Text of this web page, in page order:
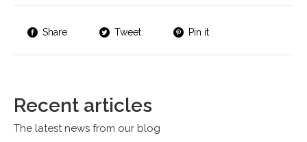
Share Tweet Pin it
Recent articles
The latest news from our blog